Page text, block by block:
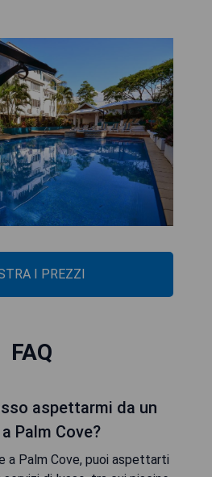
I PREZZI
FAQ
aspettarmi da un
Palm Cove?
a Palm Cove, puoi aspettarti